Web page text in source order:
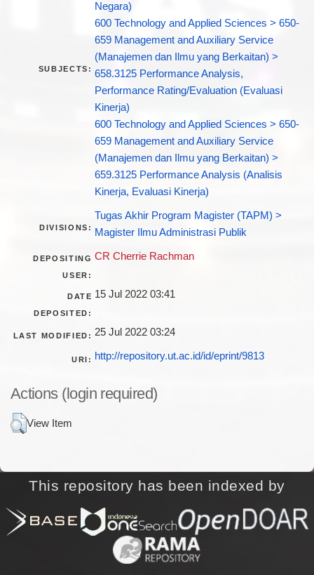
SUBJECTS:
Negara)
600 Technology and Applied Sciences > 650-
659 Management and Auxiliary Service
(Manajemen dan Ilmu yang Berkaitan) >
658.3125 Performance Analysis,
Performance Rating/Evaluation (Evaluasi
Kinerja)
600 Technology and Applied Sciences > 650-
659 Management and Auxiliary Service
(Manajemen dan Ilmu yang Berkaitan) >
659.3125 Performance Analysis (Analisis
Kinerja, Evaluasi Kinerja)
DIVISIONS:
Tugas Akhir Program Magister (TAPM) >
Magister Ilmu Administrasi Publik
DEPOSITING
USER:
CR Cherrie Rachman
DATE
DEPOSITED:
15 Jul 2022 03:41
LAST MODIFIED: 25 Jul 2022 03:24
URI: http://repository.ut.ac.id/id/eprint/9813
Actions (login required)
View Item
This repository has been indexed by